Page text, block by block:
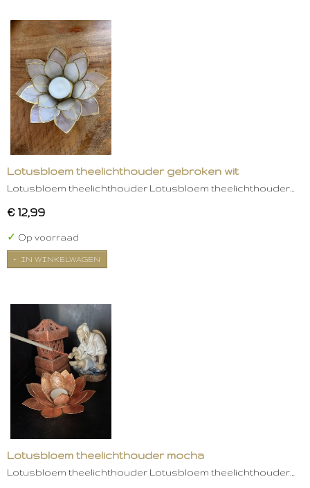
Lotusbloem theelichthouder gebroken wit
Lotusbloem theelichthouder Lotusbloem theelichthouder…
€ 12,99
✓ Op voorraad
IN WINKELWAGEN
Lotusbloem theelichthouder mocha
Lotusbloem theelichthouder Lotusbloem theelichthouder…